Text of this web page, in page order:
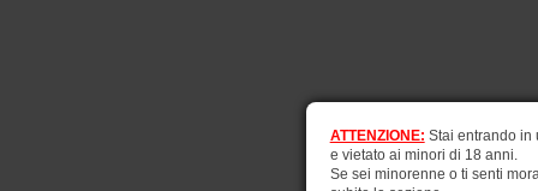
ATTENZIONE: Stai entrando in
e vietato ai minori di 18 anni.
Se sei minorenne o ti senti